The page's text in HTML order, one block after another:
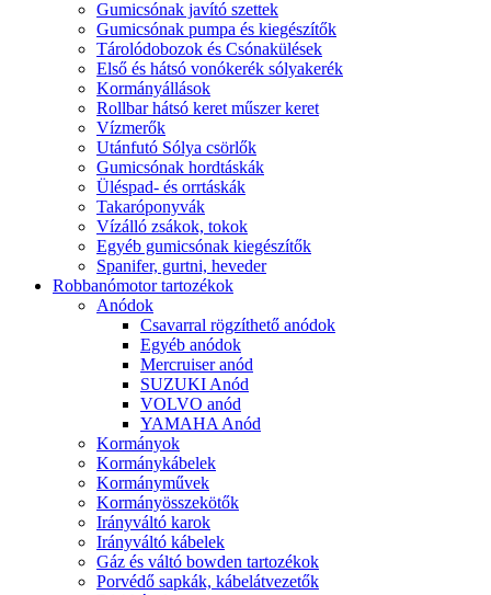
Gumicsónak javító szettek
Gumicsónak pumpa és kiegészítők
Tárolódobozok és Csónakülések
Első és hátsó vonókerék sólyakerék
Kormányállások
Rollbar hátsó keret műszer keret
Vízmerők
Utánfutó Sólya csörlők
Gumicsónak hordtáskák
Üléspad- és orrtáskák
Takaróponyvák
Vízálló zsákok, tokok
Egyéb gumicsónak kiegészítők
Spanifer, gurtni, heveder
Robbanómotor tartozékok
Anódok
Csavarral rögzíthető anódok
Egyéb anódok
Mercruiser anód
SUZUKI Anód
VOLVO anód
YAMAHA Anód
Kormányok
Kormánykábelek
Kormányművek
Kormányösszekötők
Irányváltó karok
Irányváltó kábelek
Gáz és váltó bowden tartozékok
Porvédő sapkák, kábelátvezetők